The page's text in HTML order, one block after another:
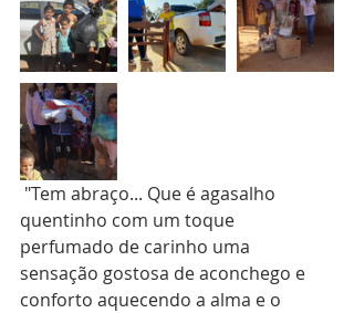
quentinho com um toque
perfumado de carinho uma
sensação gostosa de aconchego e
conforto aquecendo a alma e o